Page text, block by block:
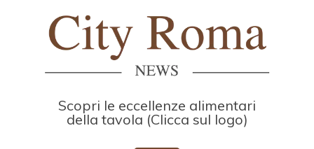
Scopri le eccellenze alimentari
della tavola (Clicca sul logo)